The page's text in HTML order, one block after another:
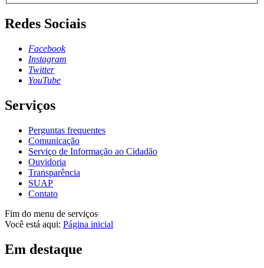
Redes Sociais
Facebook
Instagram
Twitter
YouTube
Serviços
Perguntas frequentes
Comunicação
Serviço de Informação ao Cidadão
Ouvidoria
Transparência
SUAP
Contato
Fim do menu de serviços
Você está aqui: Página inicial
Em destaque